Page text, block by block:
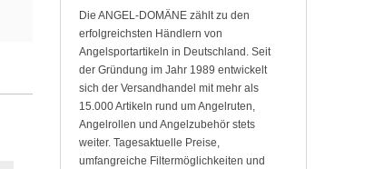
Die ANGEL-DOMÄNE zählt zu den
erfolgreichsten Händlern von
Angelsportartikeln in Deutschland. Seit
der Gründung im Jahr 1989 entwickelt
sich der Versandhandel mit mehr als
15.000 Artikeln rund um Angelruten,
Angelrollen und Angelzubehör stets
weiter. Tagesaktuelle Preise,
umfangreiche Filtermöglichkeiten und